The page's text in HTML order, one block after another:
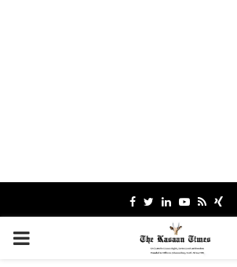
Facebook
TwitterLinkedinYoutube
RssXing
PRIMARY